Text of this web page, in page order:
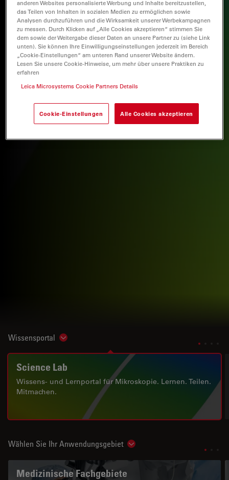
Wissensportal Show subnavigation
Science Lab
Wissens- und Lernportal für Mikroskopie. Lernen. Teilen.
Mitmachen.
Wählen Sie Ihr Anwendungsgebiet Show subnavigation
Medizinische Fachgebiete
anderen Websites personalisierte Werbung und Inhalte bereitzustellen,
das Teilen von Inhalten in sozialen Medien zu ermöglichen sowie
Analysen durchzuführen und die Wirksamkeit unserer Werbekampagnen
zu messen. Durch Klicken auf „Alle Cookies akzeptieren“ stimmen Sie
dem sowie der Weitergabe dieser Daten an unsere Partner zu (siehe Link
unten). Sie können Ihre Einwilligungseinstellungen jederzeit im Bereich
„Cookie-Einstellungen“ am unteren Rand unserer Website ändern.
Lesen Sie unsere Cookie-Hinweise, um mehr über unsere Praktiken zu
erfahren
Leica Microsystems Cookie Partners Details
Cookie-Einstellungen Alle Cookies akzeptieren